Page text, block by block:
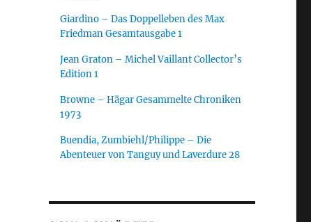
Giardino – Das Doppelleben des Max
Friedman Gesamtausgabe 1
Jean Graton – Michel Vaillant Collector’s
Edition 1
Browne – Hägar Gesammelte Chroniken
1973
Buendia, Zumbiehl/Philippe – Die
Abenteuer von Tanguy und Laverdure 28